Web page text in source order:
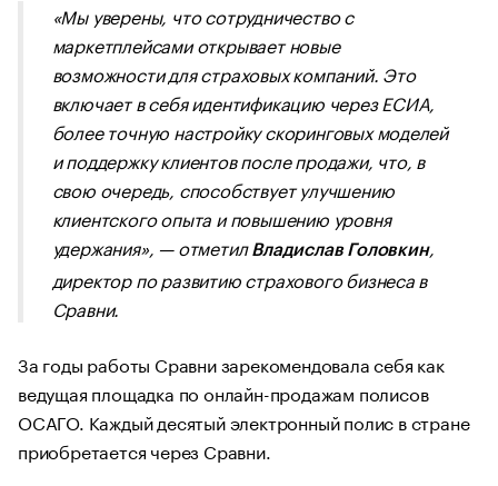
«Мы уверены, что сотрудничество с
маркетплейсами открывает новые
возможности для страховых компаний. Это
включает в себя идентификацию через ЕСИА,
более точную настройку скоринговых моделей
и поддержку клиентов после продажи, что, в
свою очередь, способствует улучшению
клиентского опыта и повышению уровня
удержания», — отметилВладислав Головкин,
директор по развитию страхового бизнеса в
Сравни.
За годы работы Сравни зарекомендовала себя как
ведущая площадка по онлайн-продажам полисов
ОСАГО. Каждый десятый электронный полис в стране
приобретается через Сравни.